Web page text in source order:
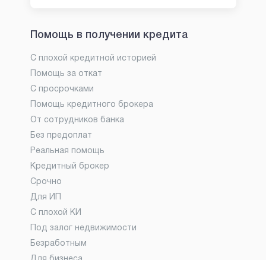
Помощь в получении кредита
С плохой кредитной историей
Помощь за откат
С просрочками
Помощь кредитного брокера
От сотрудников банка
Без предоплат
Реальная помощь
Кредитный брокер
Срочно
Для ИП
С плохой КИ
Под залог недвижимости
Безработным